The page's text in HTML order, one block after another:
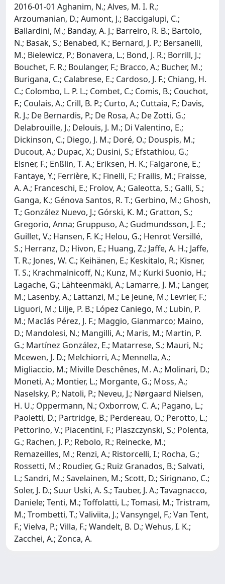
2016-01-01 Aghanim, N.; Alves, M. I. R.;
Arzoumanian, D.; Aumont, J.; Baccigalupi, C.;
Ballardini, M.; Banday, A. J.; Barreiro, R. B.; Bartolo,
N.; Basak, S.; Benabed, K.; Bernard, J. P.; Bersanelli,
M.; Bielewicz, P.; Bonavera, L.; Bond, J. R.; Borrill, J.;
Bouchet, F. R.; Boulanger, F.; Bracco, A.; Bucher, M.;
Burigana, C.; Calabrese, E.; Cardoso, J. F.; Chiang, H.
C.; Colombo, L. P. L.; Combet, C.; Comis, B.; Couchot,
F.; Coulais, A.; Crill, B. P.; Curto, A.; Cuttaia, F.; Davis,
R. J.; De Bernardis, P.; De Rosa, A.; De Zotti, G.;
Delabrouille, J.; Delouis, J. M.; Di Valentino, E.;
Dickinson, C.; Diego, J. M.; Doré, O.; Douspis, M.;
Ducout, A.; Dupac, X.; Dusini, S.; Efstathiou, G.;
Elsner, F.; Enßlin, T. A.; Eriksen, H. K.; Falgarone, E.;
Fantaye, Y.; Ferrière, K.; Finelli, F.; Frailis, M.; Fraisse,
A. A.; Franceschi, E.; Frolov, A.; Galeotta, S.; Galli, S.;
Ganga, K.; Génova Santos, R. T.; Gerbino, M.; Ghosh,
T.; González Nuevo, J.; Górski, K. M.; Gratton, S.;
Gregorio, Anna; Gruppuso, A.; Gudmundsson, J. E.;
Guillet, V.; Hansen, F. K.; Helou, G.; Henrot Versillé,
S.; Herranz, D.; Hivon, E.; Huang, Z.; Jaffe, A. H.; Jaffe,
T. R.; Jones, W. C.; Keihänen, E.; Keskitalo, R.; Kisner,
T. S.; Krachmalnicoff, N.; Kunz, M.; Kurki Suonio, H.;
Lagache, G.; Lähteenmäki, A.; Lamarre, J. M.; Langer,
M.; Lasenby, A.; Lattanzi, M.; Le Jeune, M.; Levrier, F.;
Liguori, M.; Lilje, P. B.; López Caniego, M.; Lubin, P.
M.; MacIás Pérez, J. F.; Maggio, Gianmarco; Maino,
D.; Mandolesi, N.; Mangilli, A.; Maris, M.; Martin, P.
G.; Martínez González, E.; Matarrese, S.; Mauri, N.;
Mcewen, J. D.; Melchiorri, A.; Mennella, A.;
Migliaccio, M.; Miville Deschênes, M. A.; Molinari, D.;
Moneti, A.; Montier, L.; Morgante, G.; Moss, A.;
Naselsky, P.; Natoli, P.; Neveu, J.; Nørgaard Nielsen,
H. U.; Oppermann, N.; Oxborrow, C. A.; Pagano, L.;
Paoletti, D.; Partridge, B.; Perdereau, O.; Perotto, L.;
Pettorino, V.; Piacentini, F.; Plaszczynski, S.; Polenta,
G.; Rachen, J. P.; Rebolo, R.; Reinecke, M.;
Remazeilles, M.; Renzi, A.; Ristorcelli, I.; Rocha, G.;
Rossetti, M.; Roudier, G.; Ruiz Granados, B.; Salvati,
L.; Sandri, M.; Savelainen, M.; Scott, D.; Sirignano, C.;
Soler, J. D.; Suur Uski, A. S.; Tauber, J. A.; Tavagnacco,
Daniele; Tenti, M.; Toffolatti, L.; Tomasi, M.; Tristram,
M.; Trombetti, T.; Valiviita, J.; Vansyngel, F.; Van Tent,
F.; Vielva, P.; Villa, F.; Wandelt, B. D.; Wehus, I. K.;
Zacchei, A.; Zonca, A.